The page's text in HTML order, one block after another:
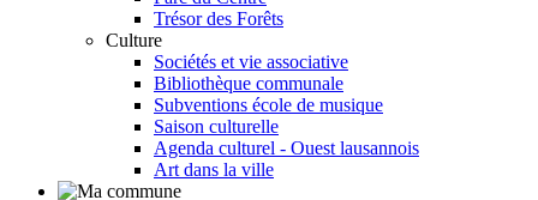
Trésor des Forêts
Culture
Sociétés et vie associative
Bibliothèque communale
Subventions école de musique
Saison culturelle
Agenda culturel - Ouest lausannois
Art dans la ville